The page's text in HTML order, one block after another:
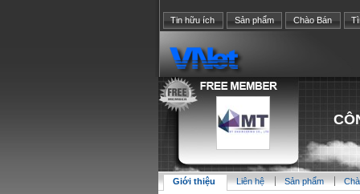
Tin hữu ích Sản phẩm Chào Bán
Giới thiệu Liên hệ Sản phẩm